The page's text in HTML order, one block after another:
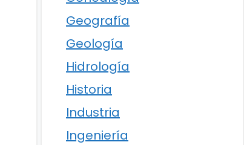
Geografía
Geología
Hidrología
Historia
Industria
Ingeniería